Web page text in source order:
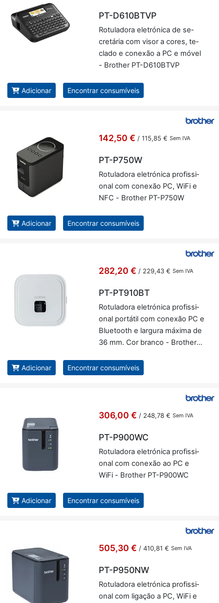
PT-D610BTVP
Ro­tu­la­dora ele­tró­nica de se­
cre­tária com visor a cores, te­
clado e co­nexão a PC e móvel
- Brother PT-D610BTVP
Adicionar Encontrar consumíveis
142,50 € / 115,85 € Sem IVA
PT-P750W
Ro­tu­la­dora ele­tró­nica pro­fis­si­
onal com co­nexão PC, WiFi e
NFC - Brother PT-P750W
Adicionar Encontrar consumíveis
282,20 € / 229,43 € Sem IVA
PT-PT910BT
Ro­tu­la­dora ele­tró­nica pro­fis­si­
onal por­tátil com co­nexão PC e
Blu­e­tooth e lar­gura má­xima de
36 mm. Cor branco - Brother
Adicionar Encontrar consumíveis
306,00 € / 248,78 € Sem IVA
PT-P900WC
Ro­tu­la­dora ele­tró­nica pro­fis­si­
onal com co­nexão ao PC e
WiFi - Brother PT-P900WC
Adicionar Encontrar consumíveis
505,30 € / 410,81 € Sem IVA
PT-P950NW
Ro­tu­la­dora ele­tró­nica pro­fis­si­
onal com li­gação a PC, WiFi e